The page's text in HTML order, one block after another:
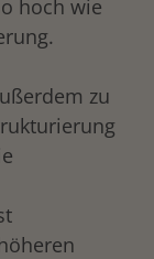
hoch wie
zu